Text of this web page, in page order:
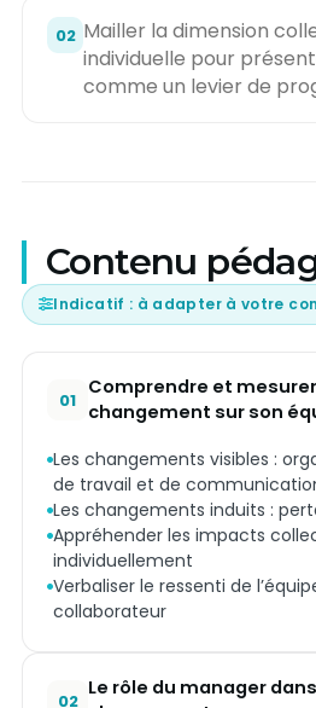
02 Mailler la dimension
individuelle pour
comme un levier de
Contenu
Indicatif : à adapter à votre
01
Comprendre et
changement sur son
Les changements visibles :
de travail et de
Les changements induits :
Appréhender les impacts
individuellement
Verbaliser le ressenti de
collaborateur
02
Le rôle du manager